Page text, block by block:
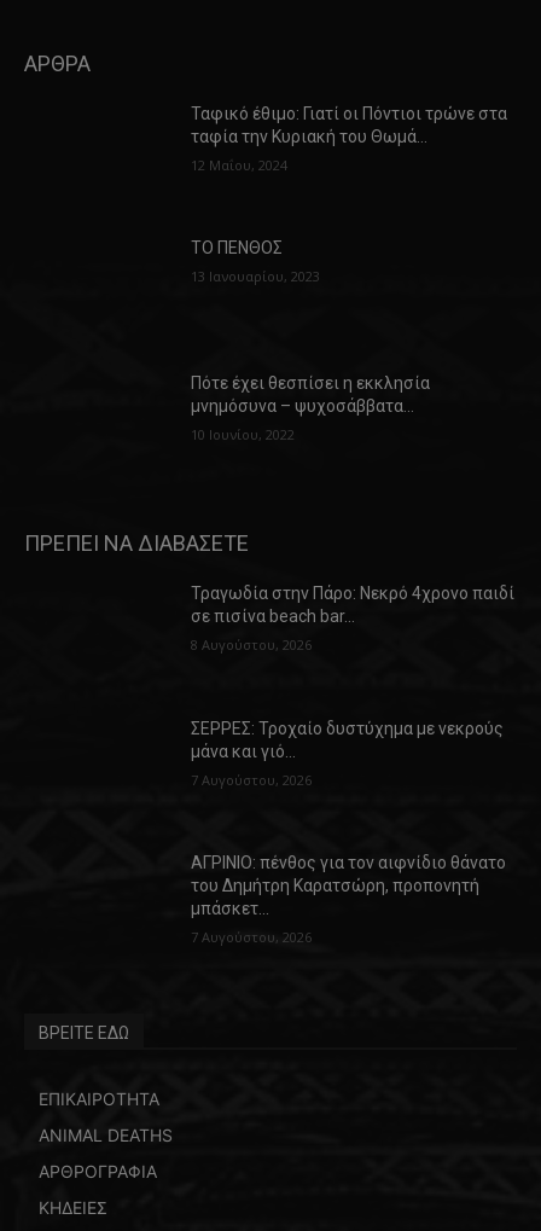
ΑΡΘΡΑ
Ταφικό έθιμο: Γιατί οι Πόντιοι τρώνε στα
ταφία την Κυριακή του Θωμά…
12 Μαΐου, 2024
ΤΟ ΠΕΝΘΟΣ
13 Ιανουαρίου, 2023
Πότε έχει θεσπίσει η εκκλησία
μνημόσυνα – ψυχοσάββατα…
10 Ιουνίου, 2022
ΠΡΕΠΕΙ ΝΑ ΔΙΑΒΑΣΕΤΕ
Τραγωδία στην Πάρο: Νεκρό 4χρονο παιδί
σε πισίνα beach bar…
8 Αυγούστου, 2026
ΣΕΡΡΕΣ: Τροχαίο δυστύχημα με νεκρούς
μάνα και γιό…
7 Αυγούστου, 2026
ΑΓΡΙΝΙΟ: πένθος για τον αιφνίδιο θάνατο
του Δημήτρη Καρατσώρη, προπονητή
μπάσκετ…
7 Αυγούστου, 2026
ΒΡΕΙΤΕ ΕΔΩ
ΕΠΙΚΑΙΡΟΤΗΤΑ
ANIMAL DEATHS
ΑΡΘΡΟΓΡΑΦΙΑ
ΚΗΔΕΙΕΣ